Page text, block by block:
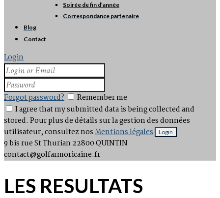
Soirée de fin d’année
Correspondance partenaire
Blog
Contact
Login
Forgot password?
Remember me
I agree that my submitted data is being collected and
stored. Pour plus de détails sur la gestion des données
utilisateur, consultez nosMentions légales
9 bis rue St Thurian22800 QUINTIN
contact@golfarmoricaine.fr
LES RESULTATS